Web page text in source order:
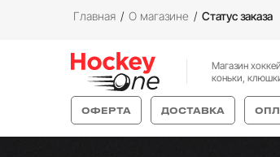
Главная / О магазине / Статус заказа
Магазин
коньки,
ОФЕРТА ДОСТАВКА